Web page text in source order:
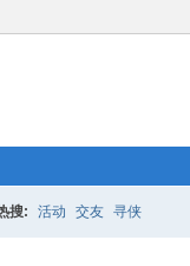
搜: 活动 交友 寻侠